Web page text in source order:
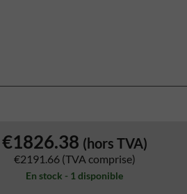
€1826.38 (hors TVA)
€2191.66 (TVA comprise)
En stock - 1 disponible